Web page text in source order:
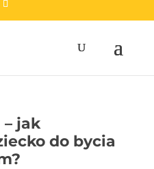
jak
do bycia